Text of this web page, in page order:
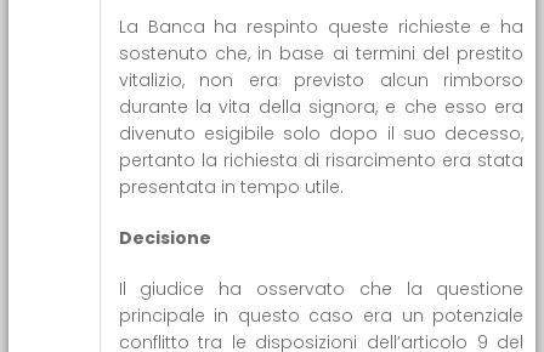
La Banca ha respinto queste richieste e ha
sostenuto che, in base ai termini del prestito
vitalizio, non era previsto alcun rimborso
durante la vita della signora, e che esso era
divenuto esigibile solo dopo il suo decesso,
pertanto la richiesta di risarcimento era stata
presentata in tempo utile.
Decisione
Il giudice ha osservato che la questione
principale in questo caso era un potenziale
conflitto tra le disposizioni dell’articolo 9 del